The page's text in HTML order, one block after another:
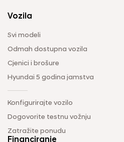
Vozila
Svi modeli
Odmah dostupna vozila
Cjenici i brošure
Hyundai 5 godina jamstva
Konfigurirajte vozilo
Dogovorite testnu vožnju
Zatražite ponudu
Financiranje